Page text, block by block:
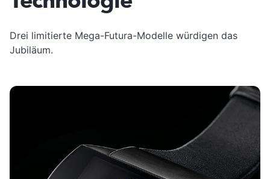
Drei limitierte Mega-Futura-Modelle würdigen das
Jubiläum.